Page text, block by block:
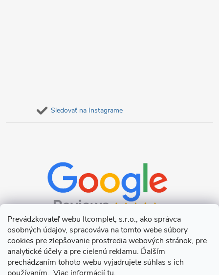
Prevádzkovateľ webu Itcomplet, s.r.o., ako správca
osobných údajov, spracováva na tomto webe súbory
cookies pre zlepšovanie prostredia webových stránok, pre
analytické účely a pre cielenú reklamu. Ďalším
prechádzaním tohoto webu vyjadrujete súhlas s ich
Sledovať na Instagrame